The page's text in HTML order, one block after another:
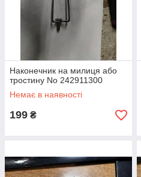
Наконечник на милиця або
тростину No 242911300
Немає в наявності
199 ₴